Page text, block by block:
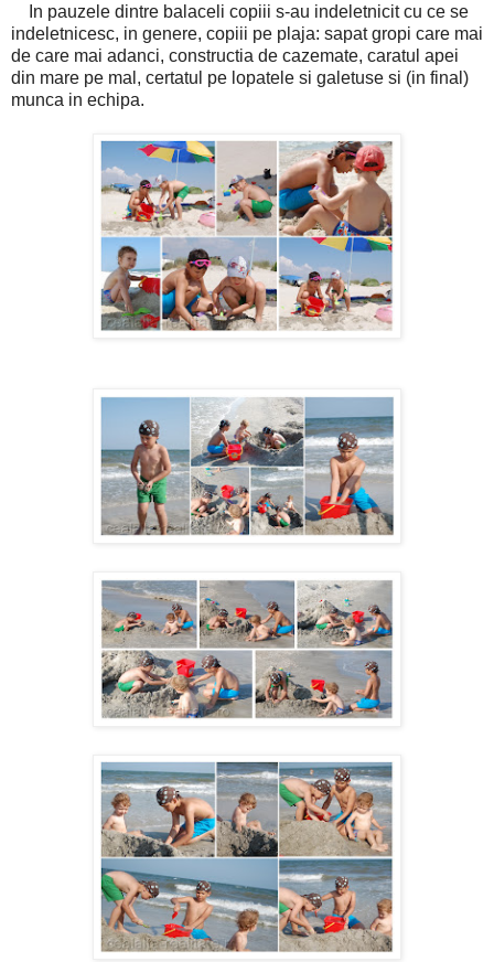
In pauzele dintre balaceli copiii s-au indeletnicit cu ce se
indeletnicesc, in genere, copiii pe plaja: sapat gropi care mai
de care mai adanci, constructia de cazemate, caratul apei
din mare pe mal, certatul pe lopatele si galetuse si (in final)
munca in echipa.